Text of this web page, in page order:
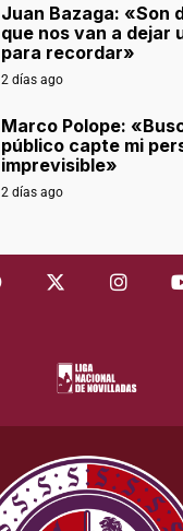
Juan Bazaga: «Son
que nos van a dejar
para recordar»
2 días ago
Marco Polope:
público capte mi
imprevisible»
2 días ago